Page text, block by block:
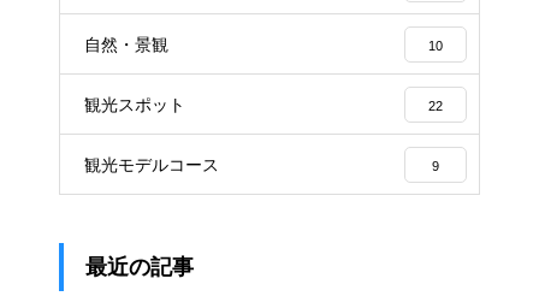
自然・景観 10
観光スポット 22
観光モデルコース 9
最近の記事